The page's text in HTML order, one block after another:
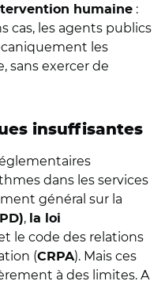
humaine :
cas, les agents publics
les
sans exercer de
insuffisantes
dans les services
général sur la
, la loi
le code des relations
(CRPA). Mais ces
à des limites. A